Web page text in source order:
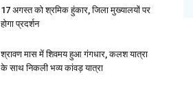
17 अगस्त को श्रमिक हुंकार, जिला मुख्यालयों पर
होगा प्रदर्शन
श्रावण मास में शिवमय हुआ गंगधार, कलश यात्रा
के साथ निकली भव्य कांवड़ यात्रा